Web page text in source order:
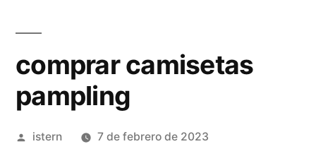
comprar camisetas
pampling
Publicado
istern 7 de febrero de 2023